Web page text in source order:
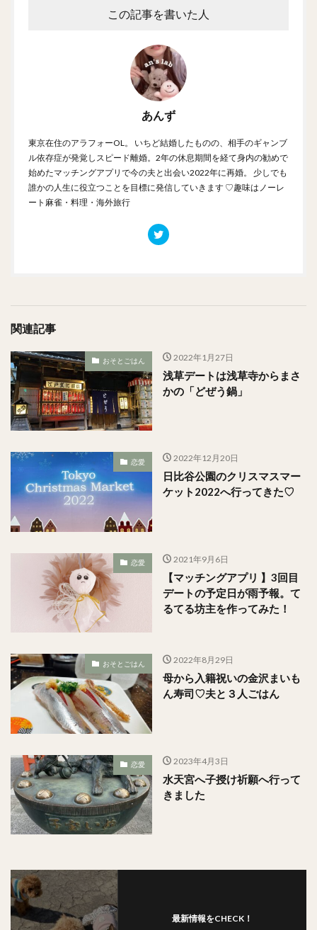
この記事を書いた人
あんず
東京在住のアラフォーOL。 いちど結婚したものの、相手のギャンブ
ル依存症が発覚しスピード離婚。2年の休息期間を経て身内の勧めで
始めたマッチングアプリで今の夫と出会い2022年に再婚。 少しでも
誰かの人生に役立つことを目標に発信していきます ♡趣味はノーレ
ート麻雀・料理・海外旅行
関連記事
おそとごはん 2022年1月27日
浅草デートは浅草寺からまさ
かの「どぜう鍋」
恋愛 2022年12月20日
日比谷公園のクリスマスマー
ケット2022へ行ってきた♡
恋愛 2021年9月6日
【マッチングアプリ 】3回目
デートの予定日が雨予報。て
るてる坊主を作ってみた！
おそとごはん 2022年8月29日
母から入籍祝いの金沢まいも
ん寿司♡夫と３人ごはん
恋愛 2023年4月3日
水天宮へ子授け祈願へ行って
きました
最新情報をCHECK！